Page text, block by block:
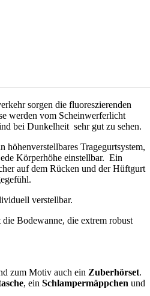
sorgen die fluoreszierenden
werden vom Scheinwerferlicht
bei Dunkelheit sehr gut zu sehen.
höhenverstellbares Tragegurtsystem,
Körperhöhe einstellbar. Ein
auf dem Rücken und der Hüftgurt
verstellbar.
Bodewanne, die extrem robust
zum Motiv auch ein Zuberhörset.
, ein Schlampermäppchen und